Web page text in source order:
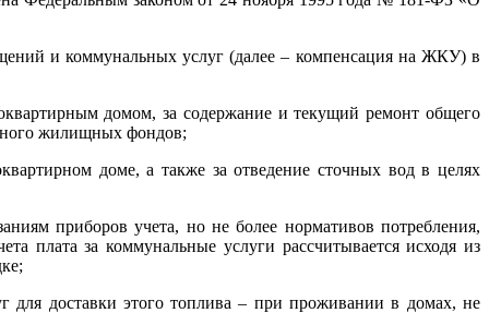
и коммунальных услуг (далее – компенсация на ЖКУ) в
домом, за содержание и текущий ремонт общего
жилищных фондов;
доме, а также за отведение сточных вод в целях
приборов учета, но не более нормативов потребления,
плата за коммунальные услуги рассчитывается исходя из
для доставки этого топлива – при проживании в домах, не